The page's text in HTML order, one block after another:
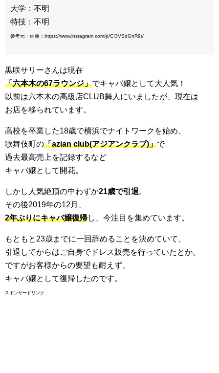
大学：不明
特技：不明
参考元・画像：https://www.instagram.com/p/CI3VSdGnR9r/
黒咲サリーさんは現在
「六本木の67ラウンジ」でキャバ嬢として大人気！
以前は六本木の高級店CLUB舞人にいましたが、現在は
お店を移られています。
高校を卒業した18歳で横浜でナイトワークを始め、
歌舞伎町の「azian club(アジアンクラブ)」で
過去最高売上を記録するなど
キャバ嬢として開花。
しかし人気絶頂の中わずか21歳で引退。
その後2019年の12月、
2年ぶりにキャバ嬢復帰し、今注目を集めています。
もともと23歳までに一回辞めることを決めていて、
引退してからはご自身でドレス販売を行っていたとか。
ですがお客様からの要望も耐えず、
キャバ嬢として復帰したのです。
スポンサードリンク